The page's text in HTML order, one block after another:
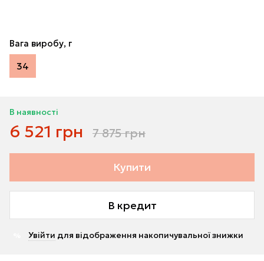
Вага виробу, г
34
В наявності
6 521 грн 7 875 грн
Купити
В кредит
Увійти для відображення накопичувальної знижки